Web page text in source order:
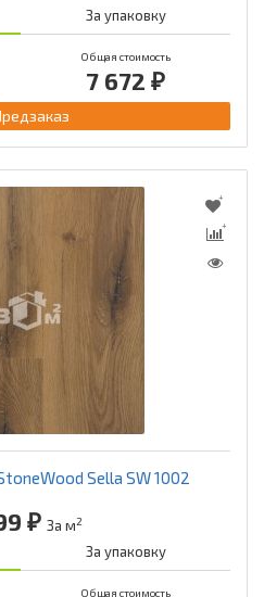
За упаковку
Общая стоимость
7 672 ₽
Sella SW 1002
₽ За м2
За упаковку
Общая стоимость